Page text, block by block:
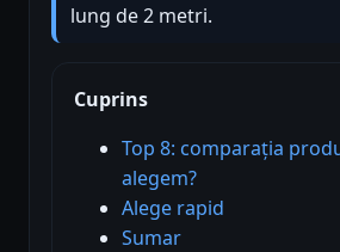
lung de 2 metri.
Cuprins
Top 8: comparația
alegem?
Alege rapid
Sumar